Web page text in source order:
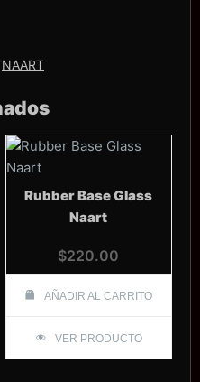
NAART
Rubber Base Glass
Naart
$220.00
AÑADIR AL CARRITO
VER PRODUCTO